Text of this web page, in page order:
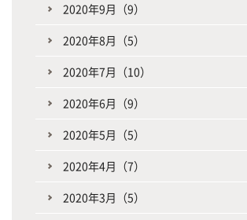
2020年9月（9）
2020年8月（5）
2020年7月（10）
2020年6月（9）
2020年5月（5）
2020年4月（7）
2020年3月（5）